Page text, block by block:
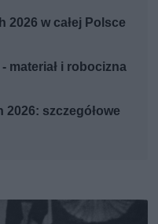
2026 w całej Polsce
materiał i robocizna
szczegółowe